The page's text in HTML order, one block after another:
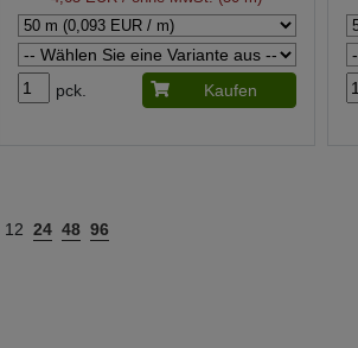
pck. Kaufen
12 24 48 96